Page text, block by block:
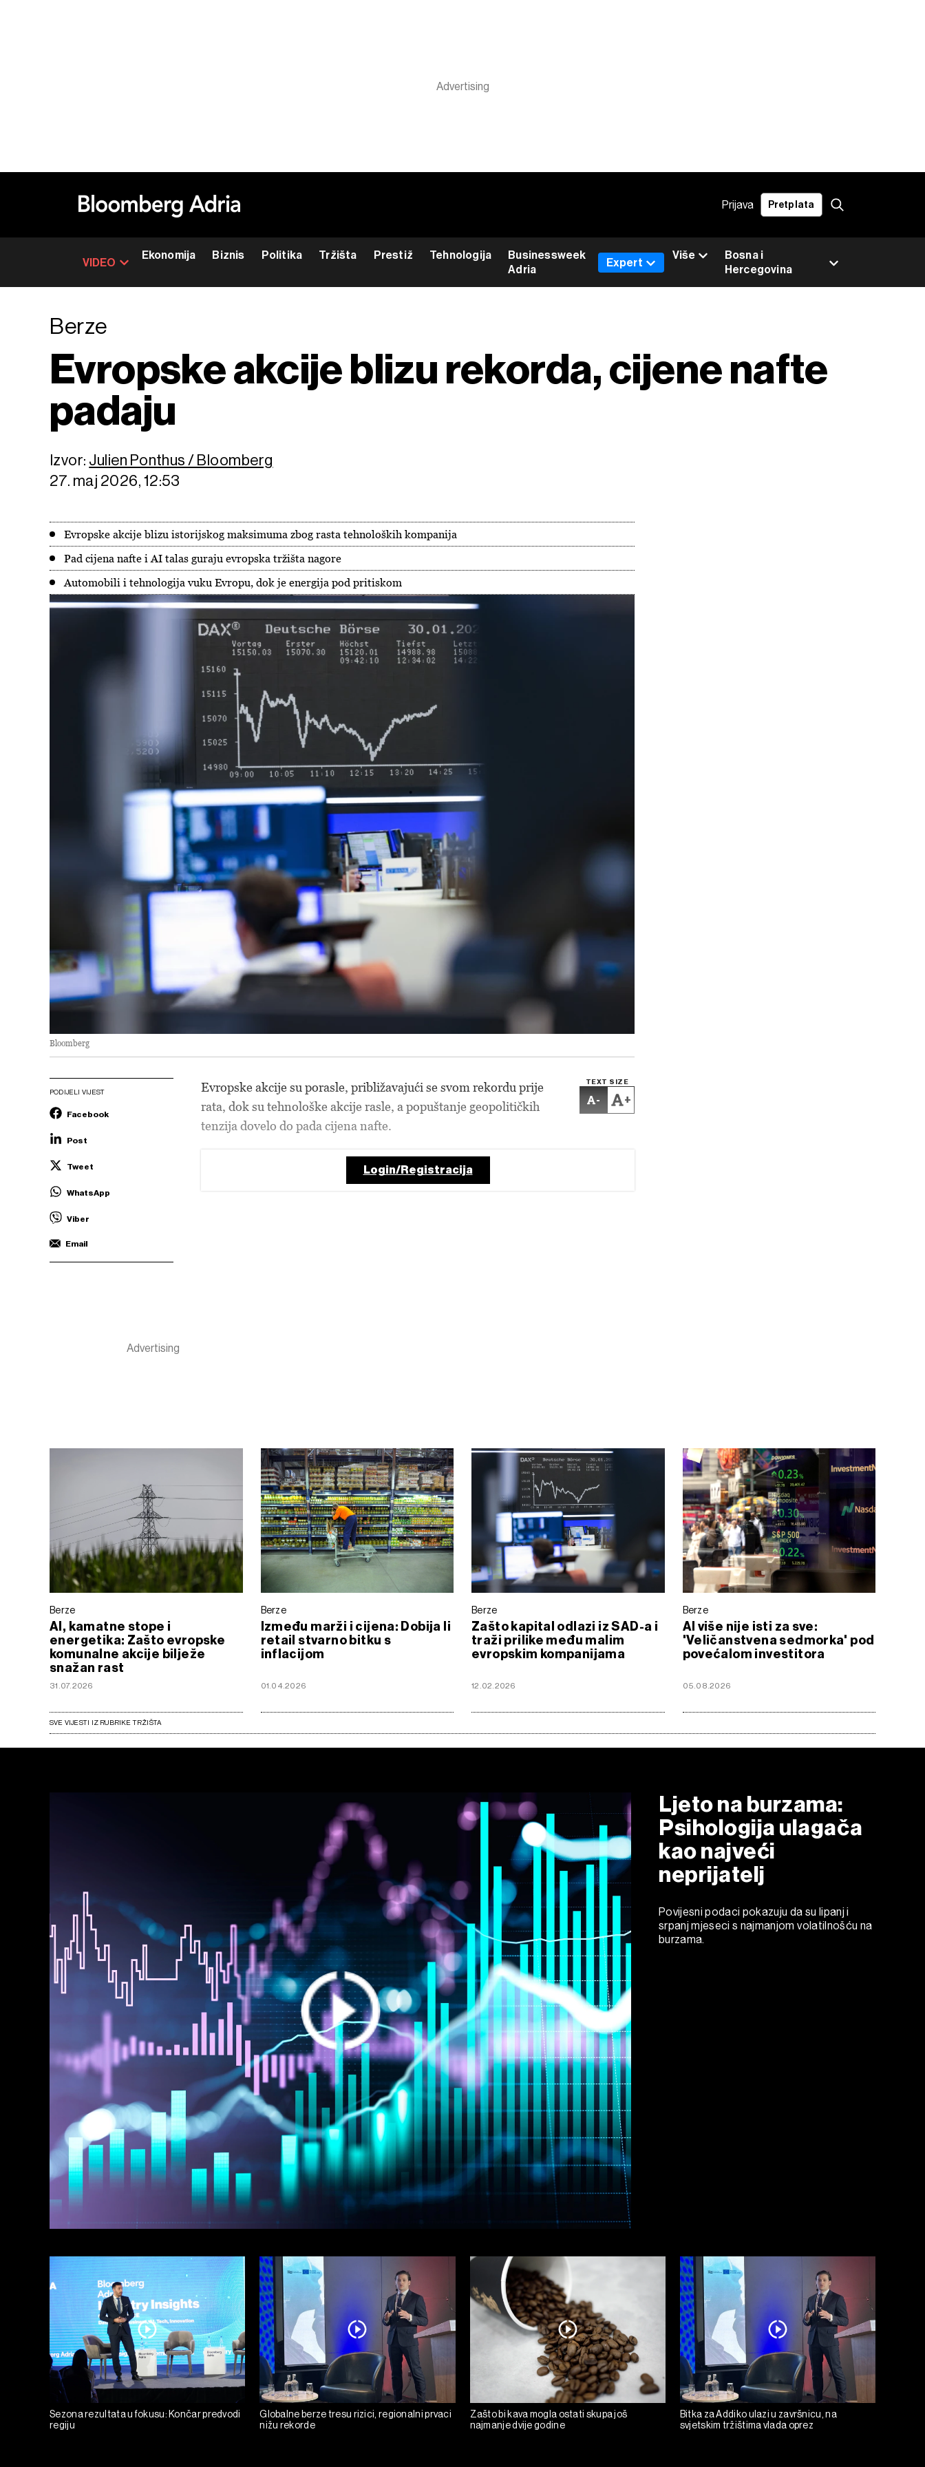
Prijava Pretplata
VIDEO
Ekonomija Biznis Politika Tržišta Prestiž Tehnologija
Businessweek
Adria
Bosna i
Hercegovina
Expert
Više
Berze
Evropske akcije blizu rekorda, cijene nafte
padaju
Izvor: Julien Ponthus / Bloomberg
27. maj 2026, 12:53
Evropske akcije blizu istorijskog maksimuma zbog rasta tehnoloških kompanija
Pad cijena nafte i AI talas guraju evropska tržišta nagore
Automobili i tehnologija vuku Evropu, dok je energija pod pritiskom
Bloomberg
PODIJELI VIJEST
Facebook
Post
Tweet
WhatsApp
Viber
Email
TEXT SIZE
- +
Evropske akcije su porasle, približavajući se svom rekordu prije
rata, dok su tehnološke akcije rasle, a popuštanje geopolitičkih
tenzija dovelo do pada cijena nafte.
Login/Registracija
Berze
AI, kamatne stope i
energetika: Zašto evropske
komunalne akcije bilježe
snažan rast
31.07.2026
Berze
Između marži i cijena: Dobija li
retail stvarno bitku s
inflacijom
01.04.2026
Berze
Zašto kapital odlazi iz SAD-a i
traži prilike među malim
evropskim kompanijama
12.02.2026
Berze
AI više nije isti za sve:
'Veličanstvena sedmorka' pod
povećalom investitora
05.08.2026
SVE VIJESTI IZ RUBRIKE TRŽIŠTA
Ljeto na burzama:
Psihologija ulagača
kao najveći
neprijatelj
Povijesni podaci pokazuju da su lipanj i
srpanj mjeseci s najmanjom volatilnošću na
burzama.
Sezona rezultata u fokusu: Končar predvodi
regiju
Globalne berze tresu rizici, regionalni prvaci
nižu rekorde
Zašto bi kava mogla ostati skupa još
najmanje dvije godine
Bitka za Addiko ulazi u završnicu, na
svjetskim tržištima vlada oprez